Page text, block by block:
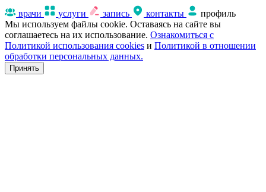
врачи услуги запись контакты
профиль
Мы используем файлы cookie. Оставаясь на сайте вы
соглашаетесь на их использование. Ознакомиться с
Политикой использования cookies и Политикой в отношении
обработки персональных данных.
Принять